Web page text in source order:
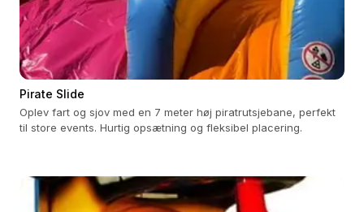
Pirate Slide
Oplev fart og sjov med en 7 meter høj piratrutsjebane, perfekt
til store events. Hurtig opsætning og fleksibel placering.